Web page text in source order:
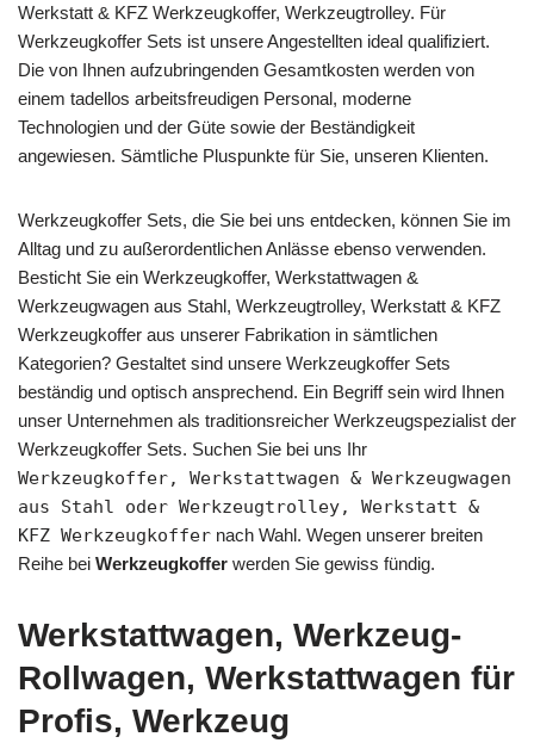
Werkstatt & KFZ Werkzeugkoffer, Werkzeugtrolley. Für
Werkzeugkoffer Sets ist unsere Angestellten ideal qualifiziert.
Die von Ihnen aufzubringenden Gesamtkosten werden von
einem tadellos arbeitsfreudigen Personal, moderne
Technologien und der Güte sowie der Beständigkeit
angewiesen. Sämtliche Pluspunkte für Sie, unseren Klienten.
Werkzeugkoffer Sets, die Sie bei uns entdecken, können Sie im
Alltag und zu außerordentlichen Anlässe ebenso verwenden.
Besticht Sie ein Werkzeugkoffer, Werkstattwagen &
Werkzeugwagen aus Stahl, Werkzeugtrolley, Werkstatt & KFZ
Werkzeugkoffer aus unserer Fabrikation in sämtlichen
Kategorien? Gestaltet sind unsere Werkzeugkoffer Sets
beständig und optisch ansprechend. Ein Begriff sein wird Ihnen
unser Unternehmen als traditionsreicher Werkzeugspezialist der
Werkzeugkoffer Sets. Suchen Sie bei uns Ihr
Werkzeugkoffer, Werkstattwagen & Werkzeugwagen
aus Stahl oder Werkzeugtrolley, Werkstatt &
KFZ Werkzeugkoffer nach Wahl. Wegen unserer breiten
Reihe bei Werkzeugkoffer werden Sie gewiss fündig.
Werkstattwagen, Werkzeug-
Rollwagen, Werkstattwagen für
Profis, Werkzeug